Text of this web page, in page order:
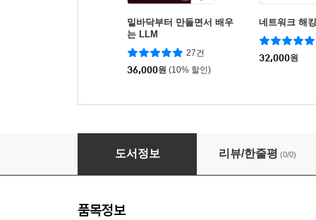
밑바닥부터 만들면서 배우
는 LLM
27건
36,000원 (10% 할인)
네트워크 해
32,000원
ISMS-P 인증 실무 가이드
도서정보 리뷰/한줄평 (0/0)
품목정보